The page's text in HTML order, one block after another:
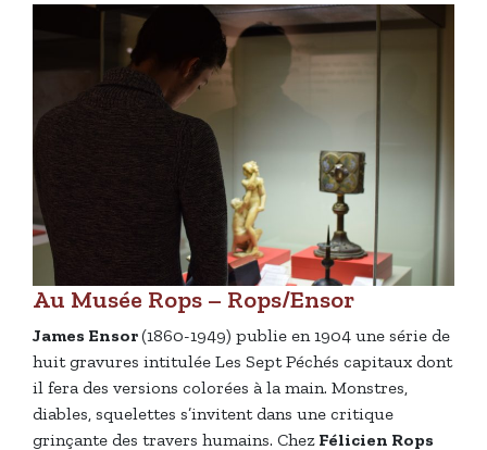
Au Musée Rops – Rops/Ensor
James Ensor(1860-1949) publie en 1904 une série de
huit gravures intitulée Les Sept Péchés capitaux dont
il fera des versions colorées à la main. Monstres,
diables, squelettes s’invitent dans une critique
grinçante des travers humains. Chez Félicien Rops